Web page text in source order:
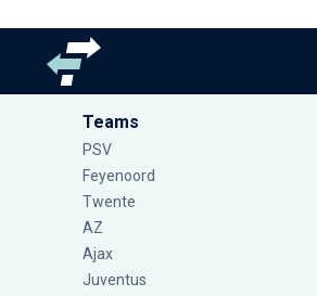
Teams
PSV
Feyenoord
Twente
AZ
Ajax
Juventus